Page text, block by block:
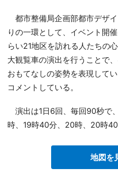
都市整備局企画部都市デザ
りの一環として、イベント開
らい21地区を訪れる人たちの
大観覧車の演出を行うことで
おもてなしの姿勢を表現して
コメントしている。
演出は1日6回、毎回90秒で
時、19時40分、20時、20時
地図を